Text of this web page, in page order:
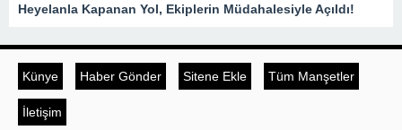
Heyelanla Kapanan Yol, Ekiplerin Müdahalesiyle Açıldı!
Künye Haber Gönder Sitene Ekle Tüm Manşetler
İletişim